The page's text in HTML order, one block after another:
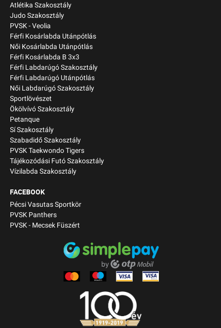
Atlétika Szakosztály
Judo Szakosztály
PVSK - Veolia
Férfi Kosárlabda Utánpótlás
Női Kosárlabda Utánpótlás
Férfi Kosárlabda B 3x3
Férfi Labdarúgó Szakosztály
Férfi Labdarúgó Utánpótlás
Női Labdarúgó Szakosztály
Sportlövészet
Ökölvívó Szakosztály
Petanque
Sí Szakosztály
Szabadidő Szakosztály
PVSK Taekwondo Tigers
Tájékozódási Futó Szakosztály
Vízilabda Szakosztály
FACEBOOK
Pécsi Vasutas Sportkör
PVSK Panthers
PVSK - Mecsek Füszért